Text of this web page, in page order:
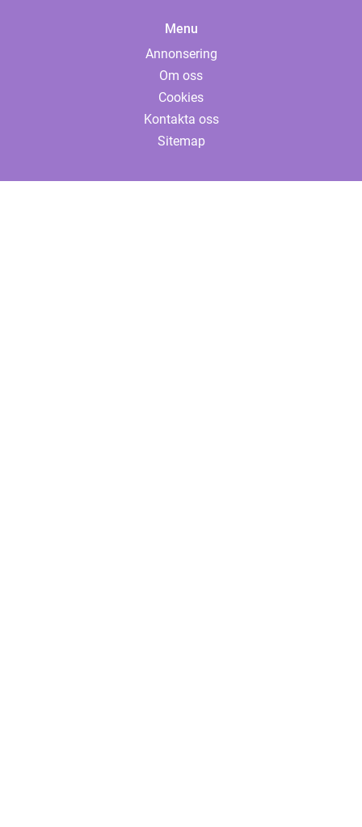
Menu
Annonsering
Om oss
Cookies
Kontakta oss
Sitemap